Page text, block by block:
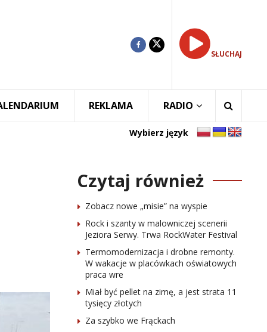
SŁUCHAJ
REKLAMA RADIO
Wybierz język
Czytaj również
Zobacz nowe „misie” na wyspie
Rock i szanty w malowniczej scenerii
Jeziora Serwy. Trwa RockWater Festival
Termomodernizacja i drobne remonty.
W wakacje w placówkach oświatowych
praca wre
Miał być pellet na zimę, a jest strata 11
tysięcy złotych
Za szybko we Frąckach